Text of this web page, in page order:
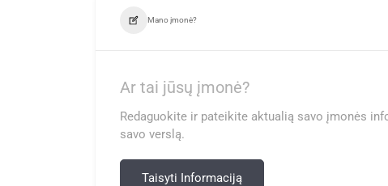
Mano įmonė?
Ar tai jūsų įmonė?
Redaguokite ir pateikite aktualią savo įmonės
savo verslą.
Taisyti Informaciją